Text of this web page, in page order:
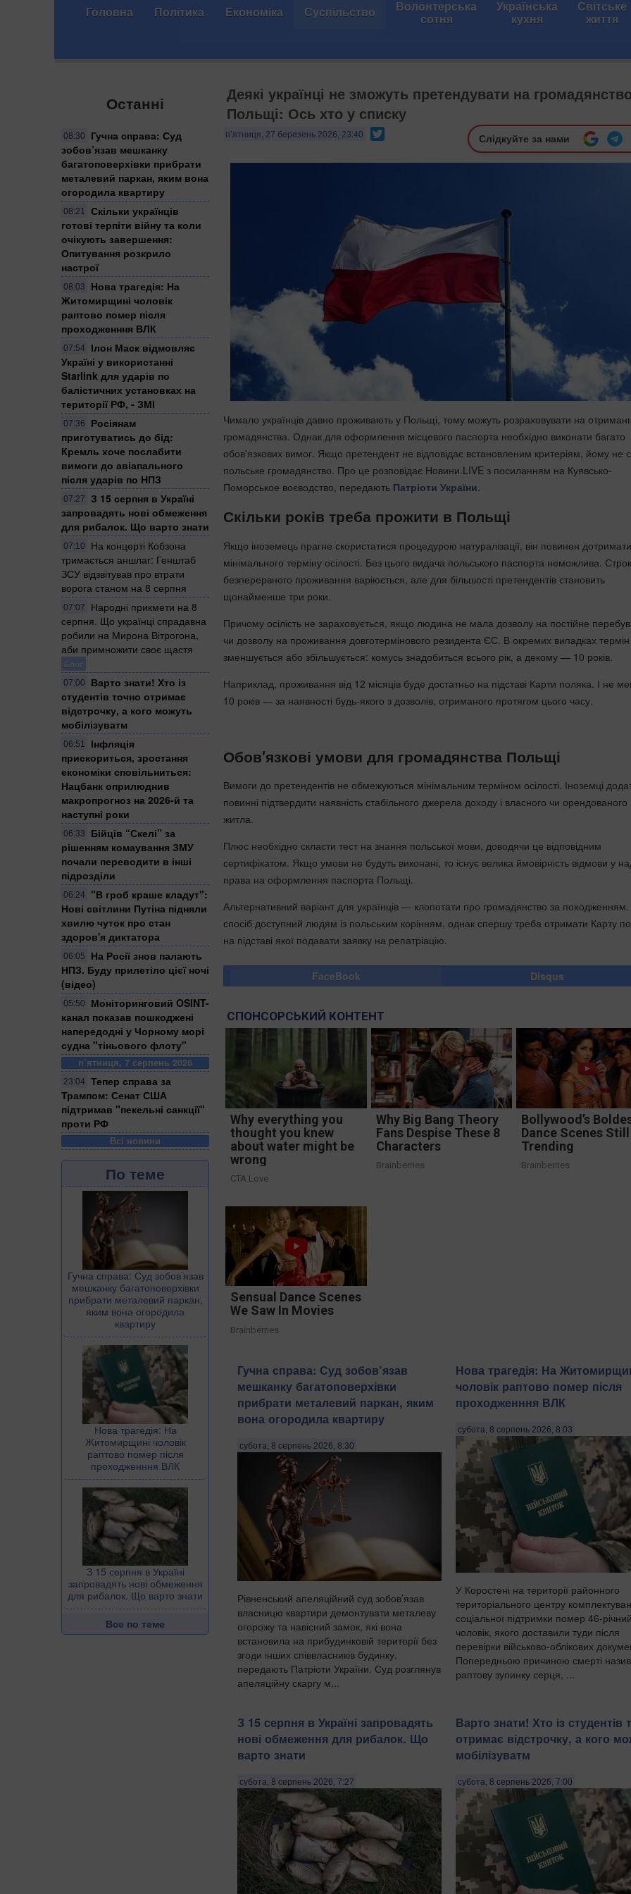
Головна Політика Економіка Суспільство Волонтерська
сотня
Українська
кухня
Світське
життя
Останні
08:30
Гучна справа: Суд
зобов’язав мешканку
багатоповерхівки прибрати
металевий паркан, яким вона
огородила квартиру
08:21
Скільки українців
готові терпіти війну та коли
очікують завершення:
Опитування розкрило
настрої
08:03
Нова трагедія: На
Житомирщині чоловік
раптово помер після
проходженння ВЛК
07:54
Ілон Маск відмовляє
Україні у використанні
Starlink для ударів по
балістичних установках на
території РФ, - ЗМІ
07:36
Росіянам
приготуватись до бід:
Кремль хоче послабити
вимоги до авіапального
після ударів по НПЗ
07:27
З 15 серпня в Україні
запровадять нові обмеження
для рибалок. Що варто знати
07:10
На концерті Кобзона
тримається аншлаг: Генштаб
ЗСУ відзвітував про втрати
ворога станом на 8 серпня
07:07
Народні прикмети на 8
серпня. Що українці спрадавна
робили на Мирона Вітрогона,
аби примножити своє щастя
Блог
07:00
Варто знати! Хто із
студентів точно отримає
відстрочку, а кого можуть
мобілізуватм
06:51
Інфляція
прискориться, зростання
економіки сповільниться:
Нацбанк оприлюднив
макропрогноз на 2026-й та
наступні роки
06:33
Бійців “Скелі” за
рішенням комаування ЗМУ
почали переводити в інші
підрозділи
06:24
"В гроб краше кладут":
Нові світлини Путіна підняли
хвилю чуток про стан
здоров'я диктатора
06:05
На Росії знов палають
НПЗ. Буду прилетіло цієї ночі
(відео)
05:50
Моніторинговий OSINT-
канал показав пошкоджені
напередодні у Чорному морі
судна "тіньового флоту"
п’ятниця, 7 серпень 2026
23:04
Тепер справа за
Трампом: Сенат США
підтримав "пекельні санкції"
проти РФ
Всі новини
По теме
Гучна справа: Суд зобов’язав
мешканку багатоповерхівки
прибрати металевий паркан,
яким вона огородила
квартиру
Нова трагедія: На
Житомирщині чоловік
раптово помер після
проходженння ВЛК
З 15 серпня в Україні
запровадять нові обмеження
для рибалок. Що варто знати
Все по теме
Деякі українці не зможуть претендувати на
Польщі: Ось хто у списку
п’ятниця, 27 березень 2026, 23:40 Слідкуйте за нами
Чимало українців давно проживають у Польщі, тому можуть розраховувати на
громадянства. Однак для оформлення місцевого паспорта необхідно виконати багато
обов'язкових вимог. Якщо претендент не відповідає встановленим критеріям, йому не
польське громадянство. Про це розповідає Новини.LIVE з посиланням на Куявсько-
Поморськое воєводство, передають Патріоти України
Скільки років треба прожити в Польщі
Якщо іноземець прагне скористатися процедурою натуралізації, він повинен
мінімального терміну осілості. Без цього видача польського паспорта неможлива. Строк
безперервного проживання варіюється, але для більшості претендентів становить
щонайменше три роки.
Причому осілість не зараховується, якщо людина не мала дозволу на постійне
чи дозволу на проживання довготермінового резидента ЄС. В окремих випадках термін
зменшується або збільшується: комусь знадобиться всього рік, а декому — 10 років.
Наприклад, проживання від 12 місяців буде достатньо на підставі Карти поляка. І не
10 років — за наявності будь-якого з дозволів, отриманого протягом цього часу.
Обов'язкові умови для громадянства Польщі
Вимоги до претендентів не обмежуються мінімальним терміном осілості. Іноземці
повинні підтвердити наявність стабільного джерела доходу і власного чи орендованого
житла.
Плюс необхідно скласти тест на знання польської мови, доводячи це відповідним
сертифікатом. Якщо умови не будуть виконані, то існує велика ймовірність відмови у
права на оформлення паспорта Польщі.
Альтернативний варіант для українців — клопотати про громадянство за
спосіб доступний людям із польським корінням, однак спершу треба отримати Карту
на підставі якої подавати заявку на репатріацію.
FaceBook Disqus
СПОНСОРСЬКИЙ КОНТЕНТ
Why everything you
thought you knew
about water might be
wrong
CTA Love
Why Big Bang Theory
Fans Despise These 8
Characters
Brainberries
Bollywood’s
Dance Scenes Still
Trending
Brainberries
Sensual Dance Scenes
We Saw In Movies
Brainberries
Гучна справа: Суд зобов’язав
мешканку багатоповерхівки
прибрати металевий паркан, яким
вона огородила квартиру
субота, 8 серпень 2026, 8:30
Рівненський апеляційний суд зобов’язав
власницю квартири демонтувати металеву
огорожу та навісний замок, які вона
встановила на прибудинковій території без
згоди інших співвласників будинку,
передають Патріоти України. Суд розглянув
апеляційну скаргу м...
Нова трагедія: На
чоловік раптово помер після
проходженння ВЛК
субота, 8 серпень 2026, 8:03
У Коростені на території районного
територіального центру
соціальної підтримки помер 46-
чоловік, якого доставили туди після
перевірки військово-облікових
Попередньою причиною смерті
раптову зупинку серця, ...
З 15 серпня в Україні запровадять
нові обмеження для рибалок. Що
варто знати
субота, 8 серпень 2026, 7:27
Варто знати! Хто із студентів
отримає відстрочку, а кого
мобілізуватм
субота, 8 серпень 2026, 7:00